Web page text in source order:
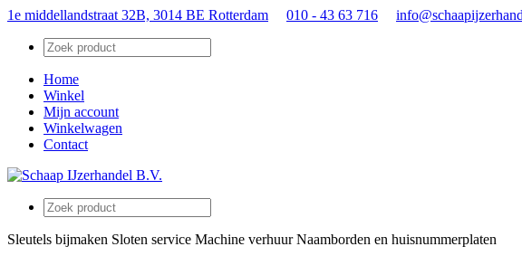
1e middellandstraat 32B, 3014 BE Rotterdam 010 - 43 63 716
Home
Winkel
Mijn account
Winkelwagen
Contact
Sleutels bijmaken Sloten service Machine verhuur Naamborden en huisnummerplaten